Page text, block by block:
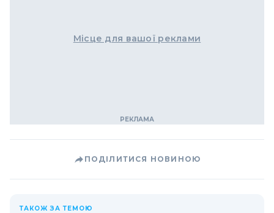
Місце для вашої реклами
ПОДІЛИТИСЯ НОВИНОЮ
ТАКОЖ ЗА ТЕМОЮ